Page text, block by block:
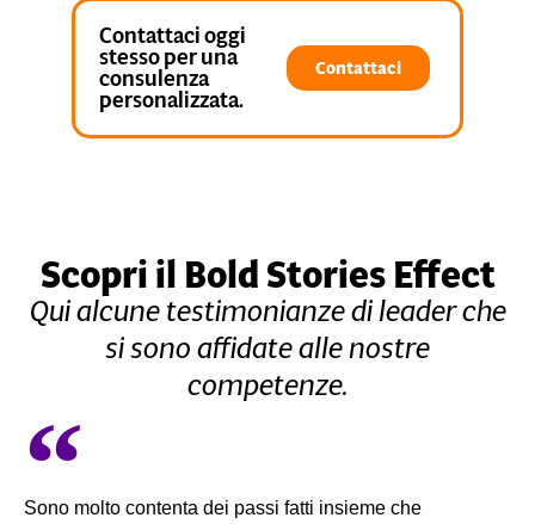
Contattaci oggi
stesso per una
consulenza
personalizzata.
Contattaci
Scopri il Bold Stories Effect
Qui alcune testimonianze di leader che
si sono affidate alle nostre
competenze.
Sono molto contenta dei passi fatti insieme che